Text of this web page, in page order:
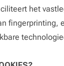
het
fingerprinting,